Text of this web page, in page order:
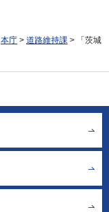
本庁 > 道路維持課 > 「茨城